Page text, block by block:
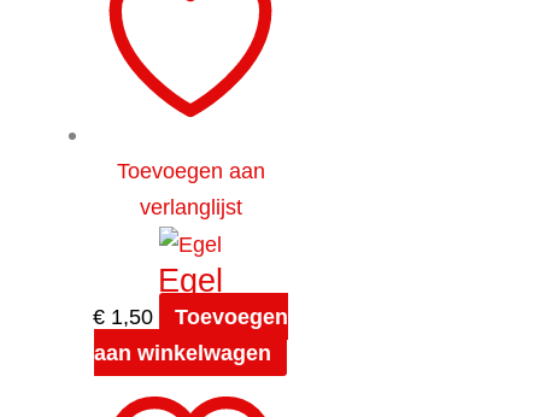
Toevoegen aan
verlanglijst
Egel
€1,50
Toevoegen
aan winkelwagen